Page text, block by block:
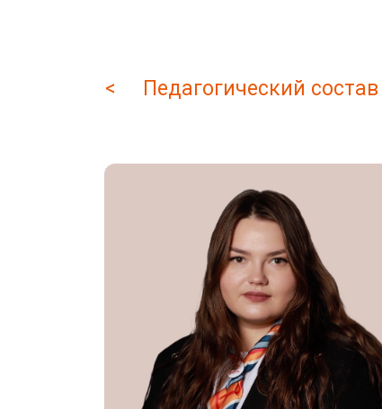
< Педагогический состав